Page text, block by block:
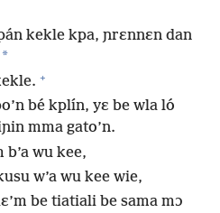
kekle kpa, ɲrɛnnɛn dan
*
+
bé kplín, yɛ be wla ló
mma gato’n.
b’a wu kee,
w’a wu kee wie,
be tiatiali be sama mɔ